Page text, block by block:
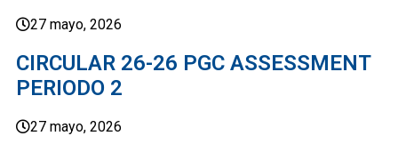
27 mayo, 2026
CIRCULAR 26-26 PGC ASSESSMENT
PERIODO 2
27 mayo, 2026